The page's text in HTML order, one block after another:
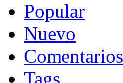
Popular
Nuevo
Comentarios
Tags